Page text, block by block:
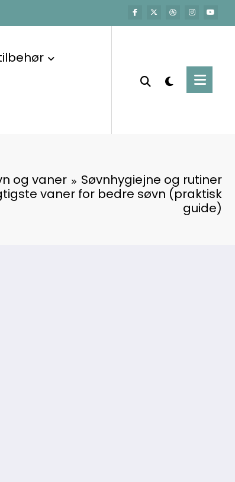
og vaner
Søvnhygiejne og rutiner
vaner for bedre søvn (praktisk
guide)